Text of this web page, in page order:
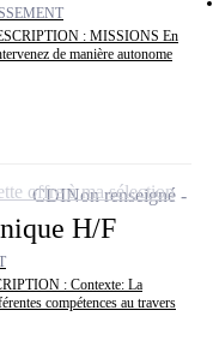
: MISSIONS En
de manière autonome
H/F
: Contexte: La
compétences au travers
CDINon renseigné
offre à ma sélection